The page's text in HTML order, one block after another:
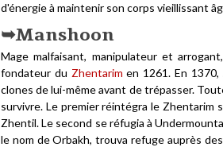
d'énergie à maintenir son corps vieillissant
Manshoon
Mage malfaisant, manipulateur et
fondateur du Zhentarim en 1261. En
clones de lui-même avant de trépasser.
survivre. Le premier réintégra le Zhentarim
Zhentil. Le second se réfugia à
le nom de Orbakh, trouva refuge auprès